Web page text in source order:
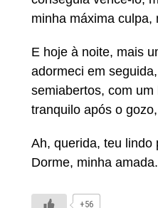
minha máxima culpa,
E hoje à noite, mais
adormeci em
semiabertos, com
tranquilo após o
Ah, querida, teu
Dorme, minha amada.
+56